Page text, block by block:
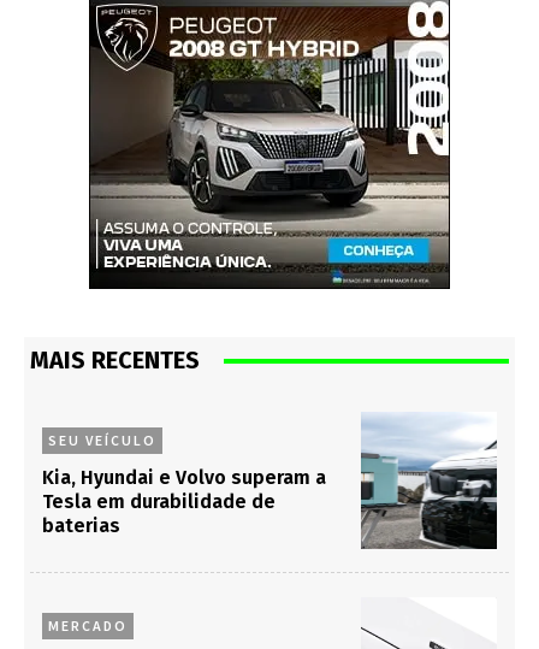
MAIS RECENTES
SEU VEÍCULO
Kia, Hyundai e Volvo superam a
Tesla em durabilidade de
baterias
MERCADO